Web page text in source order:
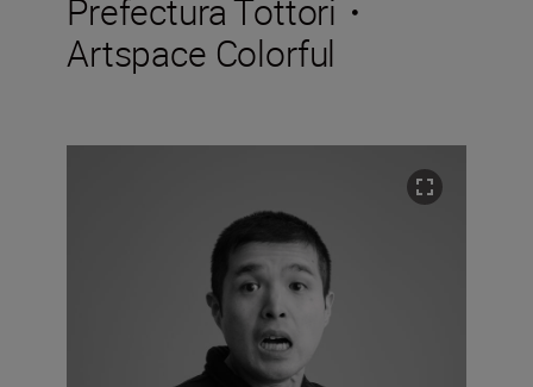
Prefectura Tottori・
Artspace Colorful